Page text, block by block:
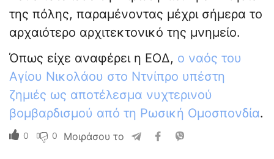
της πόλης, παραμένοντας μέχρι σήμερα το
αρχαιότερο αρχιτεκτονικό της μνημείο.
Όπως είχε αναφέρει η ΕΟΔ, ο ναός του
Αγίου Νικολάου στο Ντνίπρο υπέστη
ζημιές ως αποτέλεσμα νυχτερινού
βομβαρδισμού από τη Ρωσική Ομοσπονδία.
0 0 Μοιράσου το